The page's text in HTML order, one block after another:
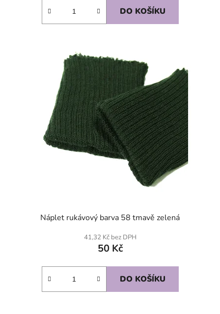
DO KOŠÍKU
Náplet rukávový barva 58 tmavě zelená
41,32 Kč bez DPH
50 Kč
DO KOŠÍKU